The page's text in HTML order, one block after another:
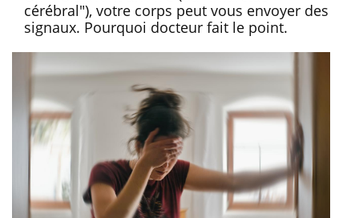
cérébral"), votre corps peut vous envoyer des
signaux. Pourquoi docteur fait le point.